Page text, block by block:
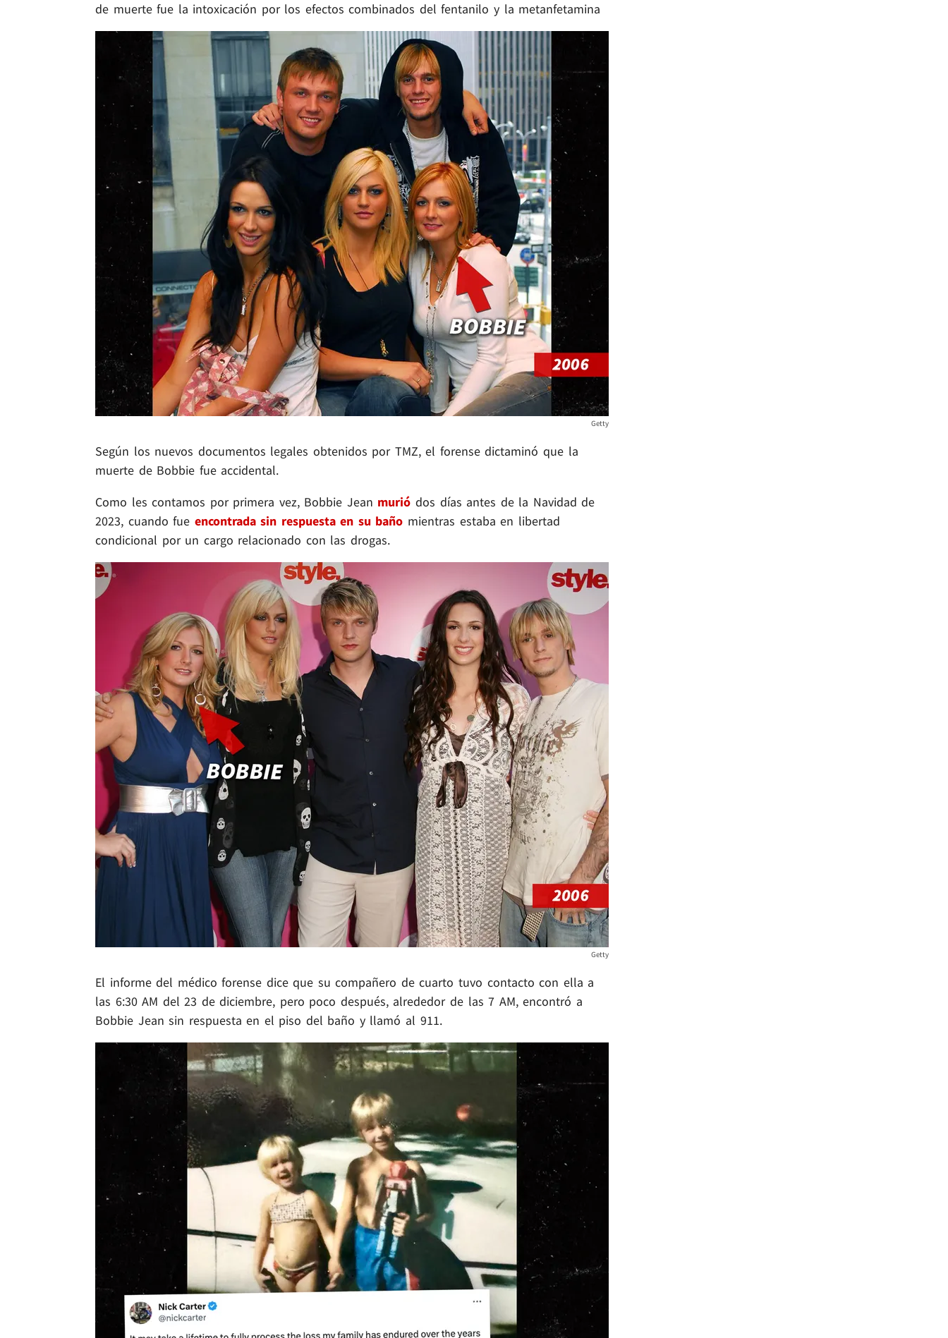
de muerte fue la intoxicación por los efectos combinados del fentanilo y la metanfetamina
Getty
Según los nuevos documentos legales obtenidos por TMZ, el forense dictaminó que la
muerte de Bobbie fue accidental.
Como les contamos por primera vez, Bobbie Jean murió dos días antes de la Navidad de
2023, cuando fue encontrada sin respuesta en su baño mientras estaba en libertad
condicional por un cargo relacionado con las drogas.
Getty
El informe del médico forense dice que su compañero de cuarto tuvo contacto con ella a
las 6:30 AM del 23 de diciembre, pero poco después, alrededor de las 7 AM, encontró a
Bobbie Jean sin respuesta en el piso del baño y llamó al 911.